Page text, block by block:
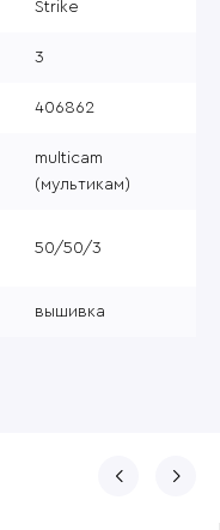
Strike
3
406862
multicam
(мультикам)
50/50/3
вышивка